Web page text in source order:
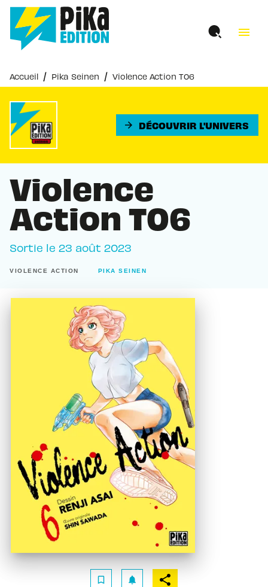
MENU RECHERCHE
PIED DE PAGE
menu
Accueil / Pika Seinen / Violence Action T06
arrow_forward DÉCOUVRIR L'UNIVERS
Violence
Action T06
Sortie le 23 août 2023
VIOLENCE ACTION PIKA SEINEN
bookmark_border notifications